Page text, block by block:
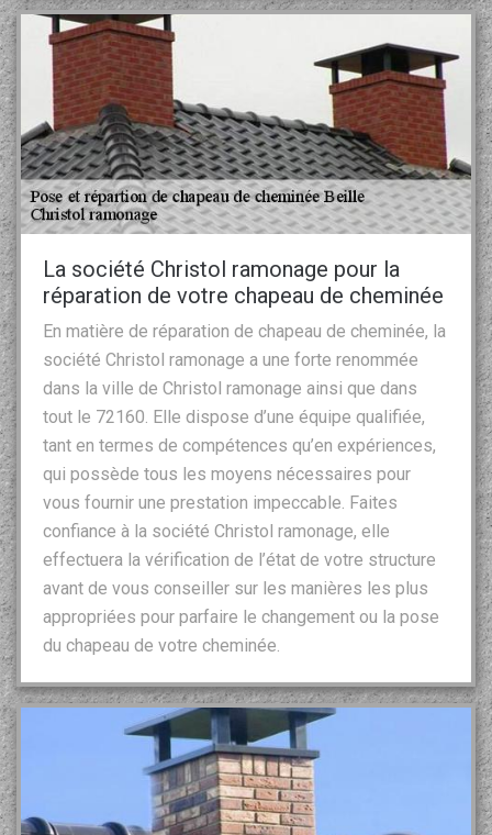
La société Christol ramonage pour la
réparation de votre chapeau de cheminée
En matière de réparation de chapeau de cheminée, la
société Christol ramonage a une forte renommée
dans la ville de Christol ramonage ainsi que dans
tout le 72160. Elle dispose d’une équipe qualifiée,
tant en termes de compétences qu’en expériences,
qui possède tous les moyens nécessaires pour
vous fournir une prestation impeccable. Faites
confiance à la société Christol ramonage, elle
effectuera la vérification de l’état de votre structure
avant de vous conseiller sur les manières les plus
appropriées pour parfaire le changement ou la pose
du chapeau de votre cheminée.